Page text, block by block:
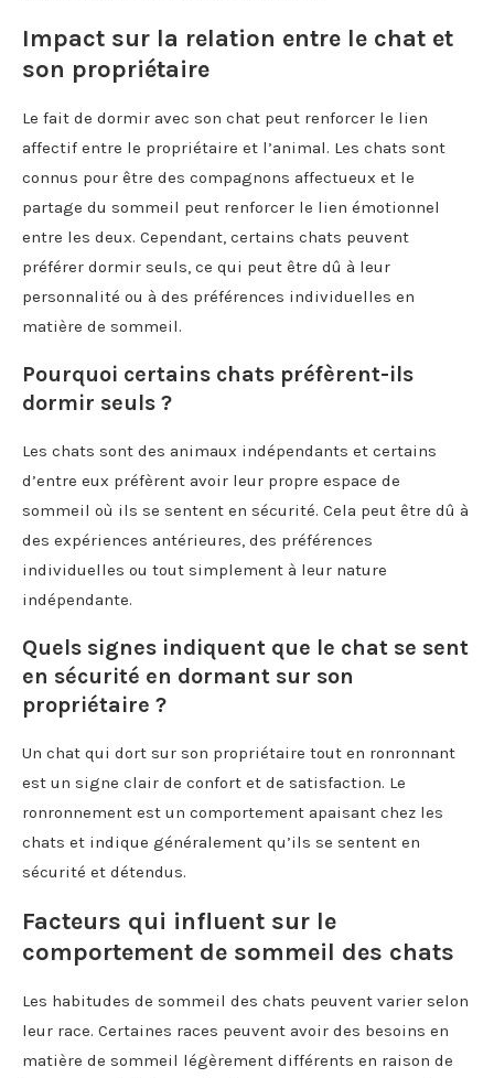
Impact sur la relation entre le chat et
son propriétaire
Le fait de dormir avec son chat peut renforcer le lien
affectif entre le propriétaire et l’animal. Les chats sont
connus pour être des compagnons affectueux et le
partage du sommeil peut renforcer le lien émotionnel
entre les deux. Cependant, certains chats peuvent
préférer dormir seuls, ce qui peut être dû à leur
personnalité ou à des préférences individuelles en
matière de sommeil.
Pourquoi certains chats préfèrent-ils
dormir seuls ?
Les chats sont des animaux indépendants et certains
d’entre eux préfèrent avoir leur propre espace de
sommeil où ils se sentent en sécurité. Cela peut être dû à
des expériences antérieures, des préférences
individuelles ou tout simplement à leur nature
indépendante.
Quels signes indiquent que le chat se sent
en sécurité en dormant sur son
propriétaire ?
Un chat qui dort sur son propriétaire tout en ronronnant
est un signe clair de confort et de satisfaction. Le
ronronnement est un comportement apaisant chez les
chats et indique généralement qu’ils se sentent en
sécurité et détendus.
Facteurs qui influent sur le
comportement de sommeil des chats
Les habitudes de sommeil des chats peuvent varier selon
leur race. Certaines races peuvent avoir des besoins en
matière de sommeil légèrement différents en raison de